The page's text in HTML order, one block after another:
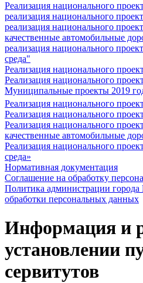
Реализация национального
реализация национального
реализация национального
качественные автомобильные
реализация национального
среда"
Реализация национального
Реализация национального
Муниципальные проекты 2019
Реализация национального
Реализация национального
Реализация национального
качественные автомобильные
Реализация национального
среда»
Нормативная документация
Соглашение на обработку
Политика администрации
обработки персональных данных
Информация и
установлении
сервитутов